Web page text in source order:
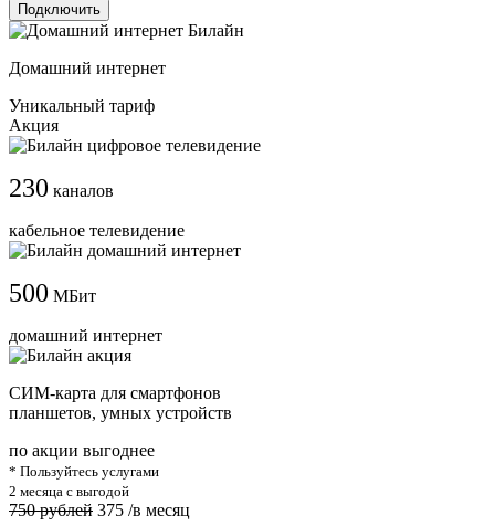
Подключить
Домашний интернет
Уникальный тариф
Акция
230 каналов
кабельное телевидение
500 МБит
домашний интернет
СИМ-карта для смартфонов
планшетов, умных устройств
по акции выгоднее
* Пользуйтесь услугами
2 месяца с выгодой
750 рублей 375 /в месяц